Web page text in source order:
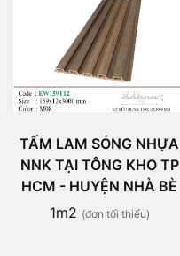
TẤM LAM SÓNG NHỰA
NNK TẠI TÔNG KHO TP
HCM - HUYỆN NHÀ BÈ
1m2 (đơn tối thiểu)